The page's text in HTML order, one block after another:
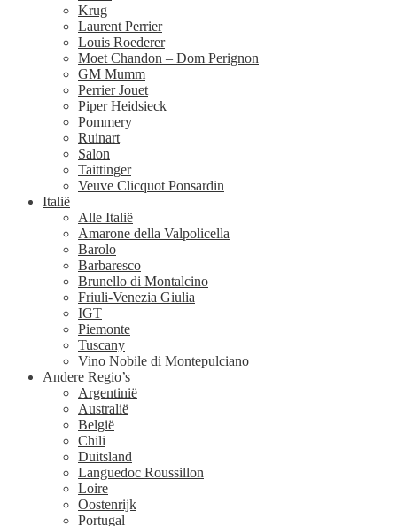
Krug
Laurent Perrier
Louis Roederer
Moet Chandon – Dom Perignon
GM Mumm
Perrier Jouet
Piper Heidsieck
Pommery
Ruinart
Salon
Taittinger
Veuve Clicquot Ponsardin
Italië
Alle Italië
Amarone della Valpolicella
Barolo
Barbaresco
Brunello di Montalcino
Friuli-Venezia Giulia
IGT
Piemonte
Tuscany
Vino Nobile di Montepulciano
Andere Regio’s
Argentinië
Australië
België
Chili
Duitsland
Languedoc Roussillon
Loire
Oostenrijk
Portugal